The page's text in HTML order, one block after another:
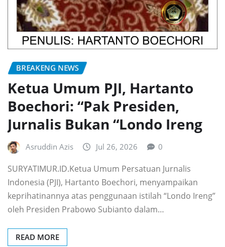
BREAKENG NEWS
Ketua Umum PJI, Hartanto
Boechori: “Pak Presiden,
Jurnalis Bukan “Londo Ireng
Asruddin Azis Jul 26, 2026 0
SURYATIMUR.ID.Ketua Umum Persatuan Jurnalis
Indonesia (PJI), Hartanto Boechori, menyampaikan
keprihatinannya atas penggunaan istilah “Londo Ireng”
oleh Presiden Prabowo Subianto dalam…
READ MORE